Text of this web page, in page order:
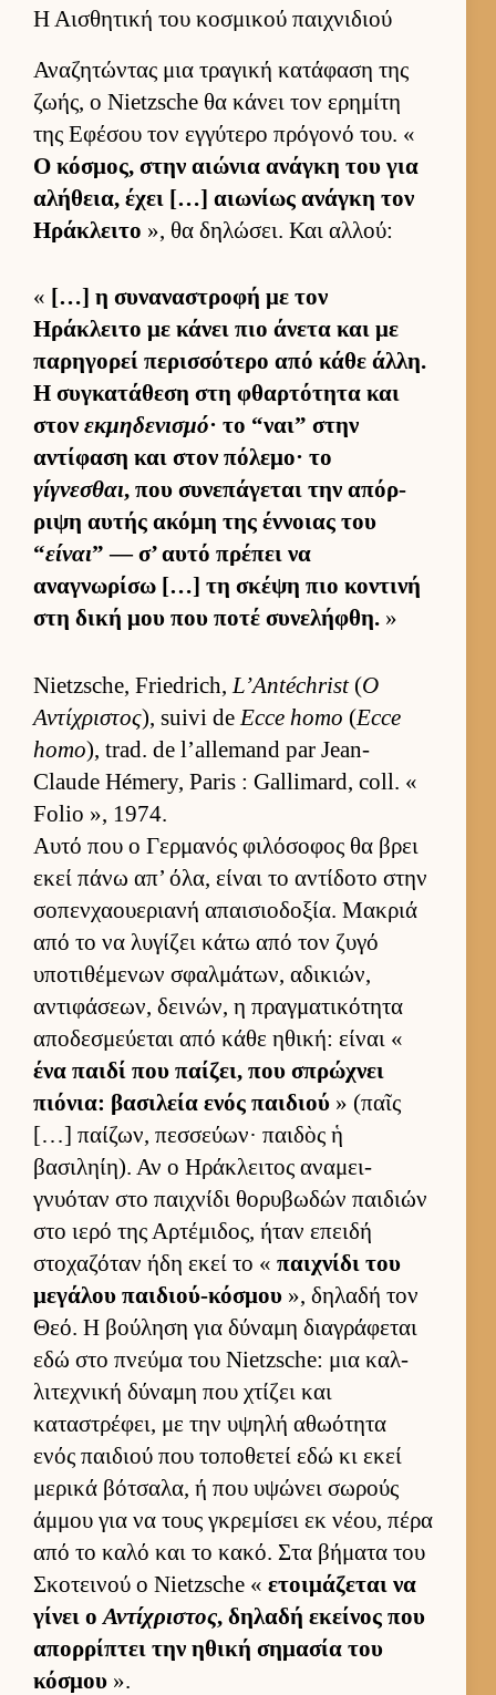
Η Αισθητική του κοσμικού παιχνιδιού
Αναζητώντας μια τραγική κατάφαση της
ζωής, ο Nietzsche θα κάνει τον ερημίτη
της Εφέσου τον εγ­γύτερο πρόγονό του. «
Ο κόσμος, στην αιώνια ανάγκη του για
αλήθεια, έχει […] αιω­νίως ανάγκη τον
Ηράκλειτο », θα δηλώσει. Και αλ­λού:
« […] η συναναστροφή με τον
Ηράκλειτο με κάνει πιο άνετα και με
παρηγορεί περισ­σότερο από κάθε άλ­λη.
Η συγκατάθεση στη φθαρ­τότητα και
στον εκμηδενισμό· το “ναι” στην
αντίφαση και στον πόλεμο· το
γίγνεσθαι, που συνεπάγεται την απόρ­
ριψη αυ­τής ακόμη της έν­νοιας του
“είναι” — σ’ αυτό πρέπει να
αναγνωρίσω […] τη σκέψη πιο κοντινή
στη δική μου που ποτέ συνελήφθη. »
Nietzsche, Friedrich,L’Antéchrist(Ο
Αντίχριστος), suivi deEcce homo (Ecce
homo), trad. de l’allemand par Jean-
Claude Hémery, Paris : Gallimard, coll. «
Folio », 1974.
Αυτό που ο Γερ­μανός φιλόσοφος θα βρει
εκεί πάνω απ’ όλα, εί­ναι το αντίδοτο στην
σοπεν­χαου­εριανή απαι­σιο­δοξία. Μακριά
από το να λυγίζει κάτω από τον ζυγό
υποτιθέμενων σφαλ­μάτων, αδικιών,
αντιφάσεων, δει­νών, η πραγ­ματικότητα
αποδεσμεύ­εται από κάθε ηθική: εί­ναι «
ένα παιδί που παί­ζει, που σπρώχνει
πιόνια: βασιλεία ενός παι­διού » (παῖς
[…] παί­ζων, πεσ­σεύ­ων· παι­δὸς ἡ
βασιληίη). Αν ο Ηράκλει­τος αναμει­
γνυόταν στο παι­χνίδι θορυβωδών παι­διών
στο ιερό της Αρ­τέμιδος, ήταν επειδή
στοχαζόταν ήδη εκεί το « παι­χνίδι του
μεγάλου παι­διού-κόσμου », δηλαδή τον
Θεό. Η βού­ληση για δύναμη δια­γράφεται
εδώ στο πνεύμα του Nietzsche: μια καλ­
λιτεχνική δύναμη που χτίζει και
καταστρέφει, με την υψηλή αθωότητα
ενός παι­διού που τοποθετεί εδώ κι εκεί
μερικά βότσαλα, ή που υψώνει σωρούς
άμ­μου για να τους γκρεμίσει εκ νέου, πέρα
από το καλό και το κακό. Στα βήματα του
Σκοτει­νού ο Nietzsche « ετοι­μάζεται να
γίνει οΑντίχριστος, δηλαδή εκεί­νος που
απορ­ρίπτει την ηθική σημασία του
κόσμου ».